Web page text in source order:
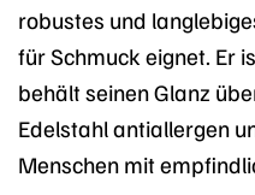
robustes und
für Schmuck eignet. Er
behält seinen Glanz
Edelstahl antiallergen
Menschen mit